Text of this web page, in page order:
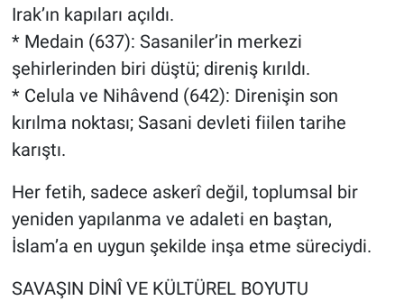
Irak’ın kapıları açıldı.
* Medain (637): Sasaniler’in merkezi
şehirlerinden biri düştü; direniş kırıldı.
* Celula ve Nihâvend (642): Direnişin son
kırılma noktası; Sasani devleti fiilen tarihe
karıştı.
Her fetih, sadece askerî değil, toplumsal bir
yeniden yapılanma ve adaleti en baştan,
İslam’a en uygun şekilde inşa etme süreciydi.
SAVAŞIN DİNÎ VE KÜLTÜREL BOYUTU